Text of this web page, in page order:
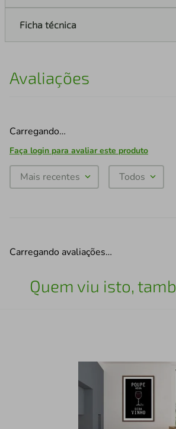
Ficha técnica
Avaliações
Carregando…
Faça login para avaliar este produto
Mais recentes Todos
Carregando avaliações…
Quem viu isto,